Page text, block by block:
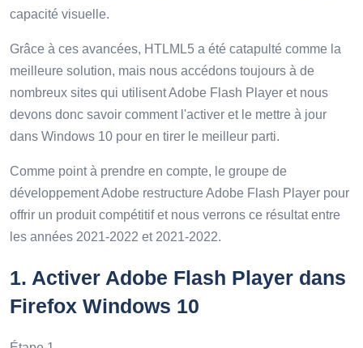
capacité visuelle.
Grâce à ces avancées, HTLML5 a été catapulté comme la
meilleure solution, mais nous accédons toujours à de
nombreux sites qui utilisent Adobe Flash Player et nous
devons donc savoir comment l'activer et le mettre à jour
dans Windows 10 pour en tirer le meilleur parti.
Comme point à prendre en compte, le groupe de
développement Adobe restructure Adobe Flash Player pour
offrir un produit compétitif et nous verrons ce résultat entre
les années 2021-2022 et 2021-2022.
1. Activer Adobe Flash Player dans
Firefox Windows 10